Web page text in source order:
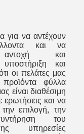
για να αντέχουν
και να
και
και
οι πελάτες μας
φύλλα
είναι διαθέσιμη
ερωτήσεις και να
επιλογή, την
του
υπηρεσίες